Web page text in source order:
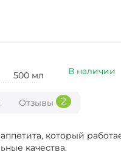
В наличии
500 мл
Отзывы 2
который
качества.